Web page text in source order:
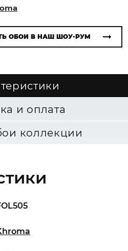
ОБОИ В НАШ ШОУ-РУМ
и оплата
коллекции